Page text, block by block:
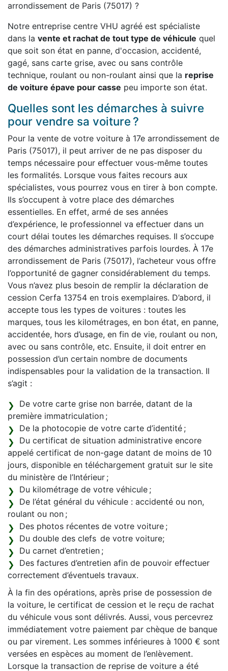
arrondissement de Paris (75017) ?
Notre entreprise centre VHU agréé est spécialiste
dans la vente et rachat de tout type de véhicule quel
que soit son état en panne, d'occasion, accidenté,
gagé, sans carte grise, avec ou sans contrôle
technique, roulant ou non-roulant ainsi que la reprise
de voiture épave pour casse peu importe son état.
Quelles sont les démarches à suivre
pour vendre sa voiture ?
Pour la vente de votre voiture à 17e arrondissement de
Paris (75017), il peut arriver de ne pas disposer du
temps nécessaire pour effectuer vous-même toutes
les formalités. Lorsque vous faites recours aux
spécialistes, vous pourrez vous en tirer à bon compte.
Ils s’occupent à votre place des démarches
essentielles. En effet, armé de ses années
d’expérience, le professionnel va effectuer dans un
court délai toutes les démarches requises. Il s’occupe
des démarches administratives parfois lourdes. À 17e
arrondissement de Paris (75017), l’acheteur vous offre
l’opportunité de gagner considérablement du temps.
Vous n’avez plus besoin de remplir la déclaration de
cession Cerfa 13754 en trois exemplaires. D’abord, il
accepte tous les types de voitures : toutes les
marques, tous les kilométrages, en bon état, en panne,
accidentée, hors d’usage, en fin de vie, roulant ou non,
avec ou sans contrôle, etc. Ensuite, il doit entrer en
possession d’un certain nombre de documents
indispensables pour la validation de la transaction. Il
s’agit :
De votre carte grise non barrée, datant de la
première immatriculation ;
De la photocopie de votre carte d’identité ;
Du certificat de situation administrative encore
appelé certificat de non-gage datant de moins de 10
jours, disponible en téléchargement gratuit sur le site
du ministère de l’Intérieur ;
Du kilométrage de votre véhicule ;
De l’état général du véhicule : accidenté ou non,
roulant ou non ;
Des photos récentes de votre voiture ;
Du double des clefs de votre voiture;
Du carnet d’entretien ;
Des factures d’entretien afin de pouvoir effectuer
correctement d’éventuels travaux.
À la fin des opérations, après prise de possession de
la voiture, le certificat de cession et le reçu de rachat
du véhicule vous sont délivrés. Aussi, vous percevrez
immédiatement votre paiement par chèque de banque
ou par virement. Les sommes inférieures à 1000 € sont
versées en espèces au moment de l’enlèvement.
Lorsque la transaction de reprise de voiture a été